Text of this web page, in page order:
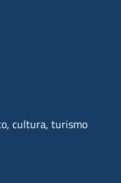
cultura, turismo